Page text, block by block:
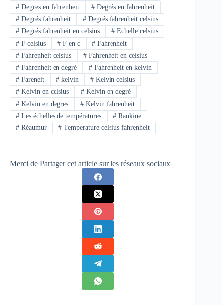
#Degres en fahrenheit #Degrés en fahrenheit
#Degrés fahrenheit #Degrés fahrenheit celsius
#Degrés fahrenheit en celsius #Echelle celsius
#F celsius #F en c # Fahrenheit
#Fahrenheit celsius #Fahrenheit en celsius
#Fahrenheit en degré #Fahrenheit en kelvin
#Fareneit #kelvin # Kelvin celsius
#Kelvin en celsius #Kelvin en degré
#Kelvin en degres #Kelvin fahrenheit
#Les échelles de températures #Rankine
#Réaumur #Temperature celsius fahrenheit
Merci de Partager cet article sur les réseaux sociaux